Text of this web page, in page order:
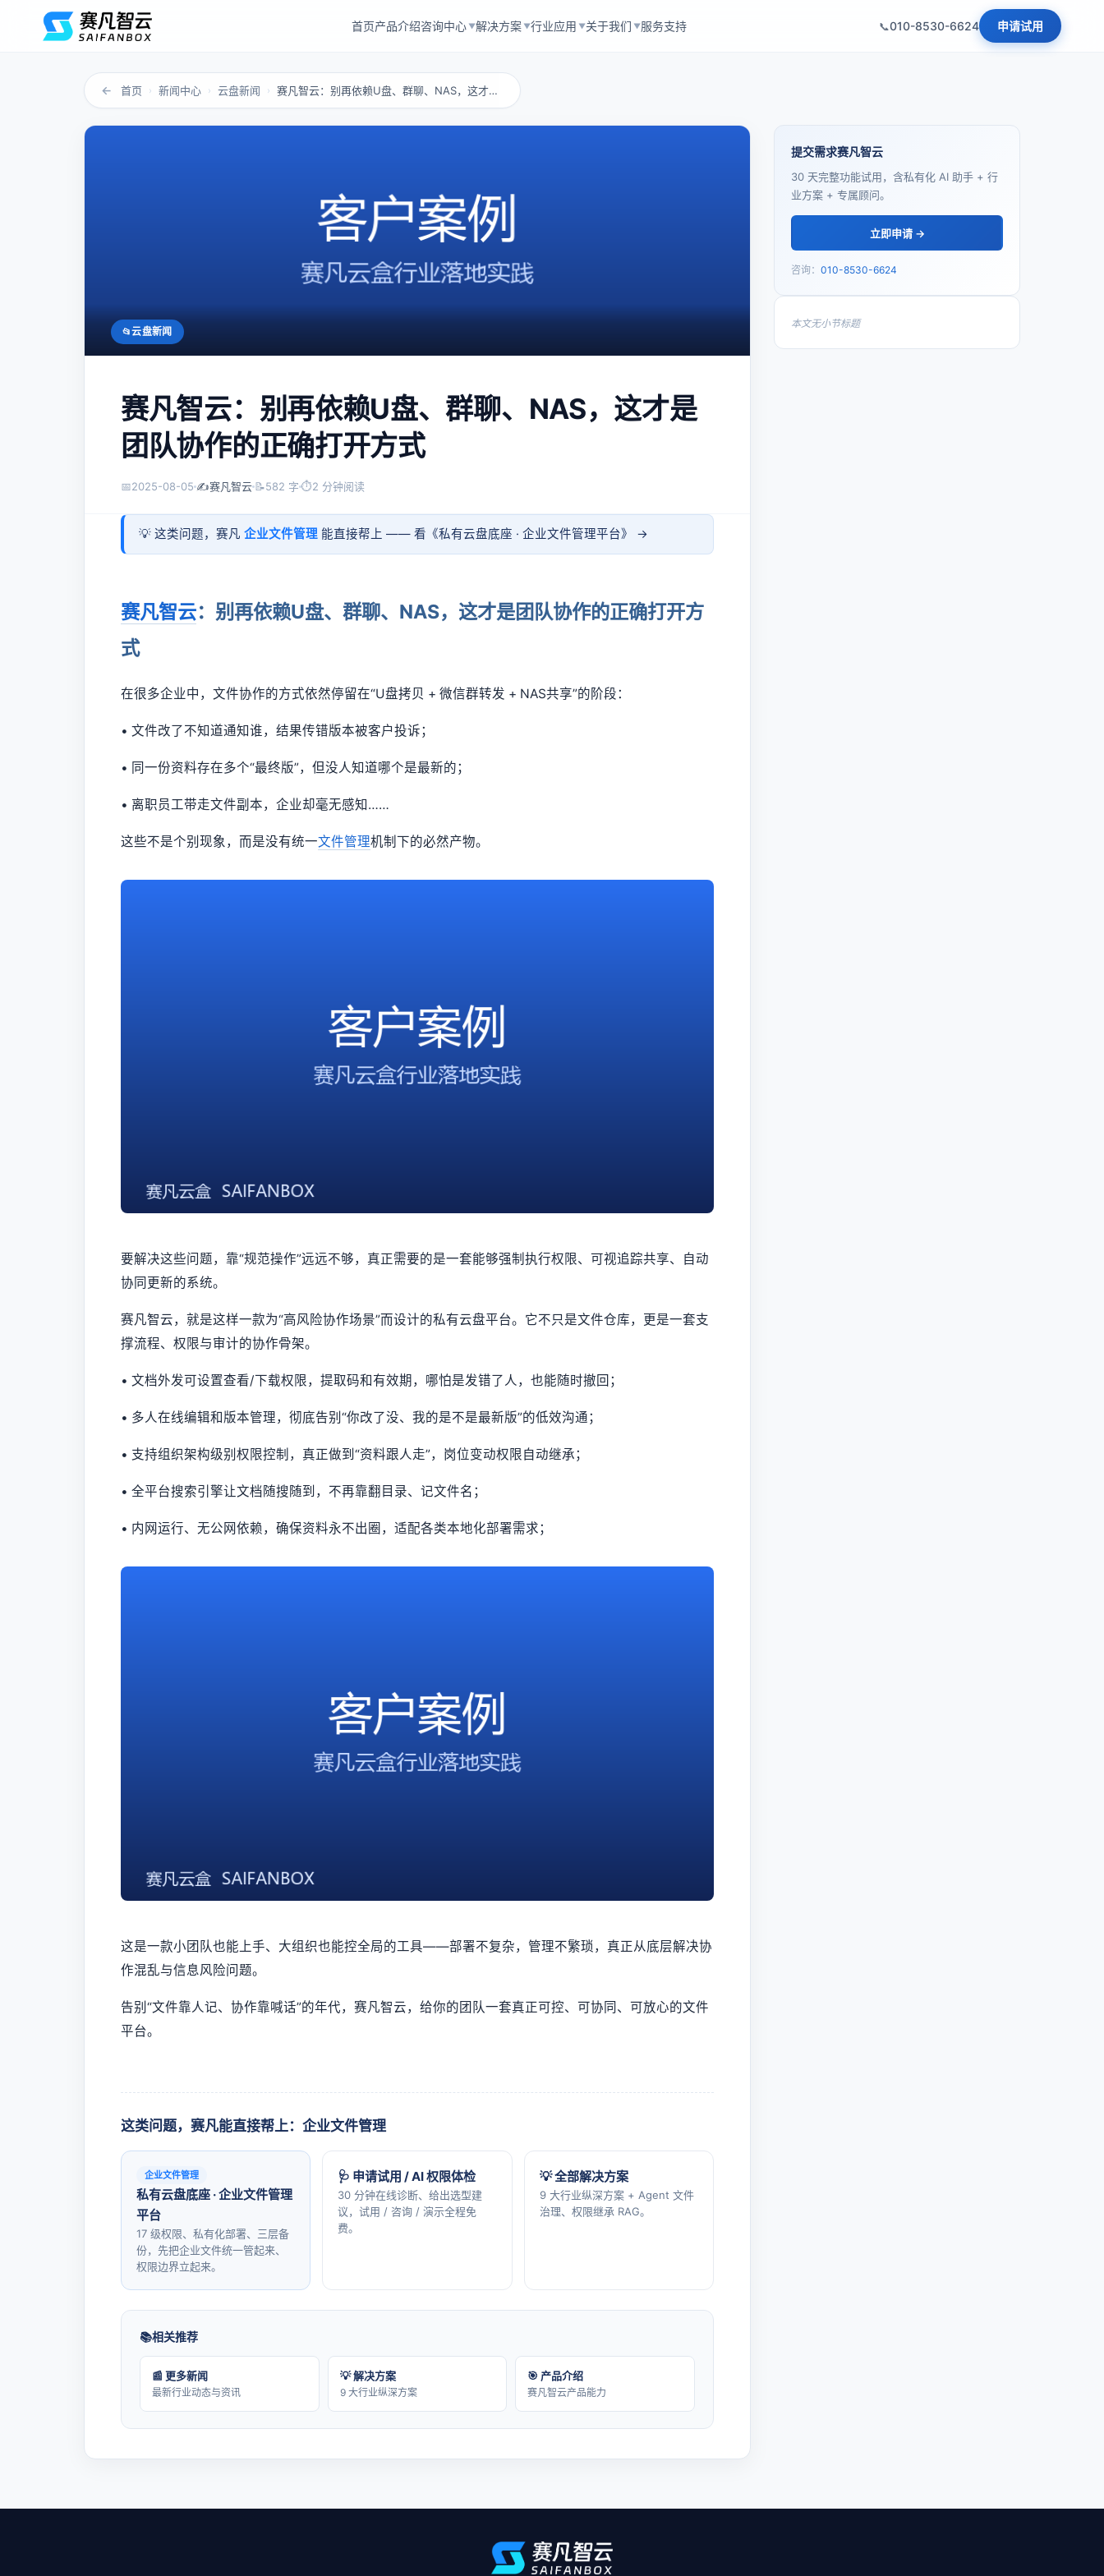
首页产品介绍咨询中心 ▼解决方案 ▼行业应用 ▼关于我们 ▼服务支持 010-8530-6624 申请试用
← 首页 › 新闻中心 › 云盘新闻 › 赛凡智云：别再依赖U盘、群聊、NAS，这才是...
云盘新闻
赛凡智云：别再依赖U盘、群聊、NAS，这才是
团队协作的正确打开方式
📅2025-08-05 ✍️赛凡智云 📝582 字 ⏱2 分钟阅读
💡 这类问题，赛凡 企业文件管理 能直接帮上 —— 看《私有云盘底座 · 企业文件管理平台》 →
赛凡智云：别再依赖U盘、群聊、NAS，这才是团队协作的正确打开方
式
在很多企业中，文件协作的方式依然停留在“U盘拷贝 + 微信群转发 + NAS共享”的阶段：
• 文件改了不知道通知谁，结果传错版本被客户投诉；
• 同一份资料存在多个“最终版”，但没人知道哪个是最新的；
• 离职员工带走文件副本，企业却毫无感知……
这些不是个别现象，而是没有统一文件管理机制下的必然产物。
要解决这些问题，靠“规范操作”远远不够，真正需要的是一套能够强制执行权限、可视追踪共享、自动
协同更新的系统。
赛凡智云，就是这样一款为“高风险协作场景”而设计的私有云盘平台。它不只是文件仓库，更是一套支
撑流程、权限与审计的协作骨架。
• 文档外发可设置查看/下载权限，提取码和有效期，哪怕是发错了人，也能随时撤回；
• 多人在线编辑和版本管理，彻底告别“你改了没、我的是不是最新版”的低效沟通；
• 支持组织架构级别权限控制，真正做到“资料跟人走”，岗位变动权限自动继承；
• 全平台搜索引擎让文档随搜随到，不再靠翻目录、记文件名；
• 内网运行、无公网依赖，确保资料永不出圈，适配各类本地化部署需求；
这是一款小团队也能上手、大组织也能控全局的工具——部署不复杂，管理不繁琐，真正从底层解决协
作混乱与信息风险问题。
告别“文件靠人记、协作靠喊话”的年代，赛凡智云，给你的团队一套真正可控、可协同、可放心的文件
平台。
这类问题，赛凡能直接帮上：企业文件管理
企业文件管理
私有云盘底座 · 企业文件管理
平台
17 级权限、私有化部署、三层备
份，先把企业文件统一管起来、
权限边界立起来。
🩺 申请试用 / AI 权限体检
30 分钟在线诊断、给出选型建
议，试用 / 咨询 / 演示全程免
费。
💡 全部解决方案
9 大行业纵深方案 + Agent 文件
治理、权限继承 RAG。
相关推荐
📰 更多新闻
最新行业动态与资讯
💡 解决方案
9 大行业纵深方案
🎯 产品介绍
赛凡智云产品能力
提交需求赛凡智云
30 天完整功能试用，含私有化 AI 助手 + 行
业方案 + 专属顾问。
立即申请 →
咨询： 010-8530-6624
本文无小节标题